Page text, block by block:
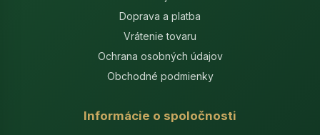
Doprava a platba
Vrátenie tovaru
Ochrana osobných údajov
Obchodné podmienky
Informácie o spoločnosti